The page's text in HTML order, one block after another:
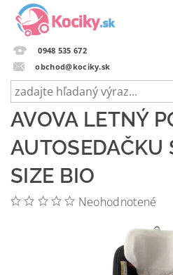
0948 535 672
obchod@kociky.sk
AVOVA LETNÝ
SIZE BIO
Neohodnotené